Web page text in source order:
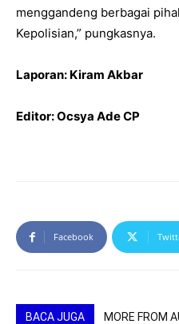
menggandeng berbagai
Kepolisian,” pungkasnya.
Laporan: Kiram Akbar
Editor: Ocsya Ade CP
Facebook
BACA JUGA MORE FROM